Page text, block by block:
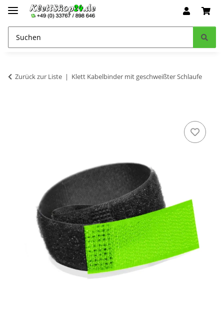
Zurück zur Liste Klett Kabelbinder mit geschweißter Schlaufe